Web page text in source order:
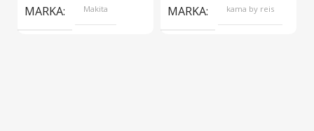
MARKA Makita MARKA kama by reis